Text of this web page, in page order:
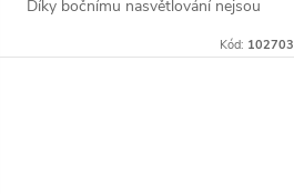
Díky bočnímu nasvětlování nejsou
viditelné a lze použít i ultratenký
Kód: 102703